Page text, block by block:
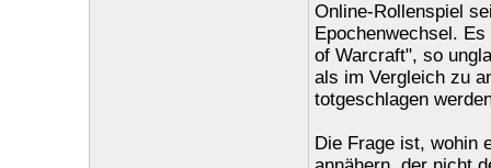
Online-Rollenspiel
Epochenwechsel.
of Warcraft", so
als im Vergleich zu
totgeschlagen
Die Frage ist, wohin